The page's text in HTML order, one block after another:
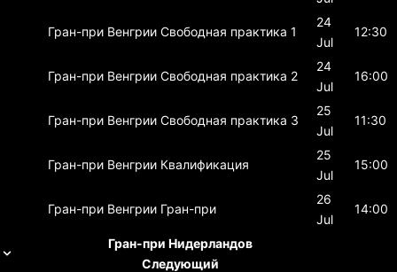
Гран-при Венгрии Свободная практика 1
24
Jul
12:30
Гран-при Венгрии Свободная практика 2
24
Jul
16:00
Гран-при Венгрии Свободная практика 3
25
Jul
11:30
Гран-при Венгрии Квалификация
25
Jul
15:00
Гран-при Венгрии Гран-при
26
Jul
14:00
Гран-при Нидерландов
Следующий